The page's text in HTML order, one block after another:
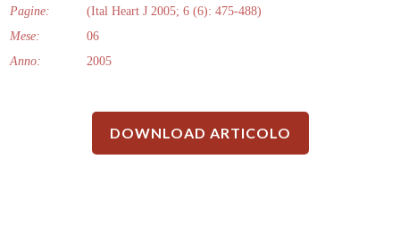
Pagine:
(Ital Heart J 2005; 6 (6): 475-488)
Mese:
06
Anno:
2005
DOWNLOAD ARTICOLO